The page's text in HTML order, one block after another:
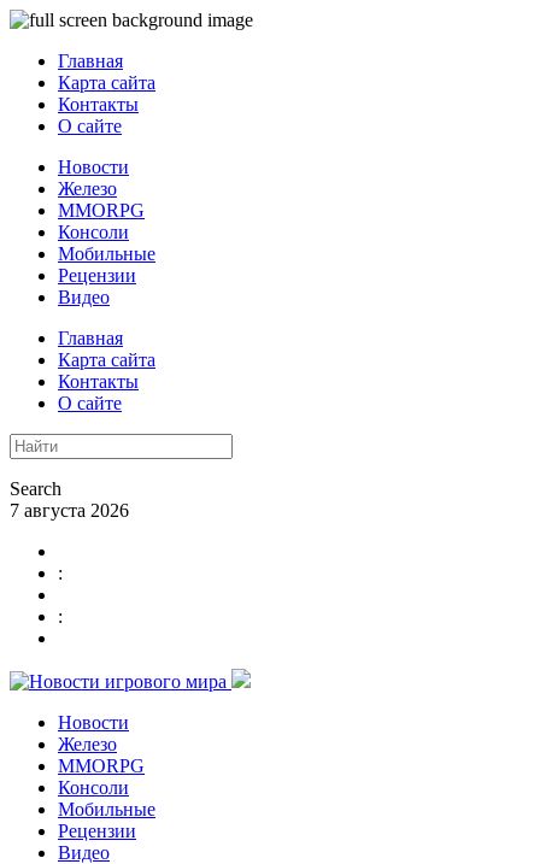
Главная
Карта сайта
Контакты
О сайте
Новости
Железо
MMORPG
Консоли
Мобильные
Рецензии
Видео
Главная
Карта сайта
Контакты
О сайте
Search
7 августа 2026
:
:
Новости
Железо
MMORPG
Консоли
Мобильные
Рецензии
Видео